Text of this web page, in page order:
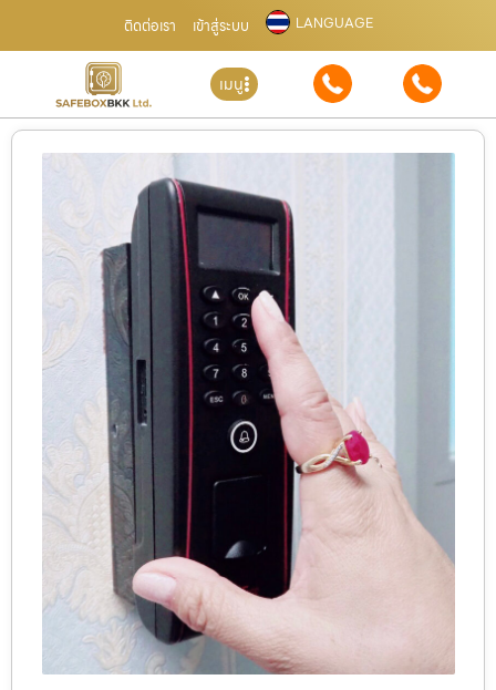
ติดต่อเรา เข้าสู่ระบบ LANGUAGE
เมนู